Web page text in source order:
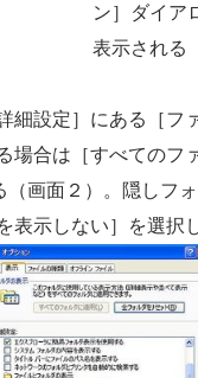
ン］ダイア
表示される
細設定］にある［
場合は［すべてのフ
（画面２）。隠しフ
表示しない］を選択